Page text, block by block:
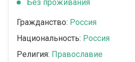
Без проживания
Гражданство: Россия
Национальность: Россия
Религия: Православие